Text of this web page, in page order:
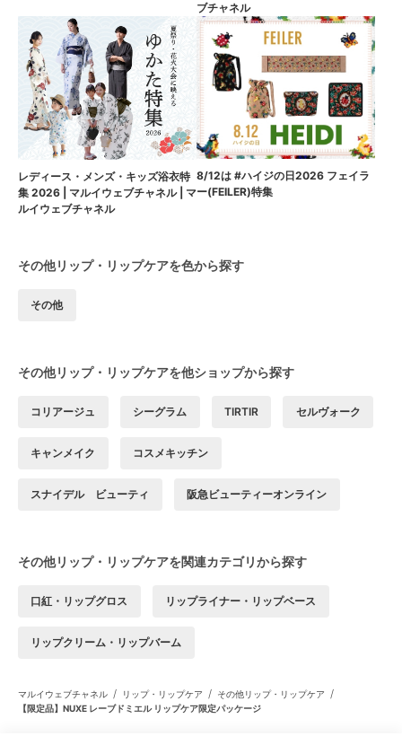
ブチャネル
レディース・メンズ・キッズ浴衣特
集 2026 | マルイウェブチャネル | マ
ルイウェブチャネル
8/12は #ハイジの日2026 フェイラ
ー(FEILER)特集
その他リップ・リップケアを色から探す
その他
その他リップ・リップケアを他ショップから探す
コリアージュ シーグラム TIRTIR セルヴォーク
キャンメイク コスメキッチン
スナイデル ビューティ 阪急ビューティーオンライン
その他リップ・リップケアを関連カテゴリから探す
口紅・リップグロス リップライナー・リップベース
リップクリーム・リップバーム
マルイウェブチャネル / リップ・リップケア / その他リップ・リップケア /
【限定品】NUXE レーブドミエル リップケア限定パッケージ